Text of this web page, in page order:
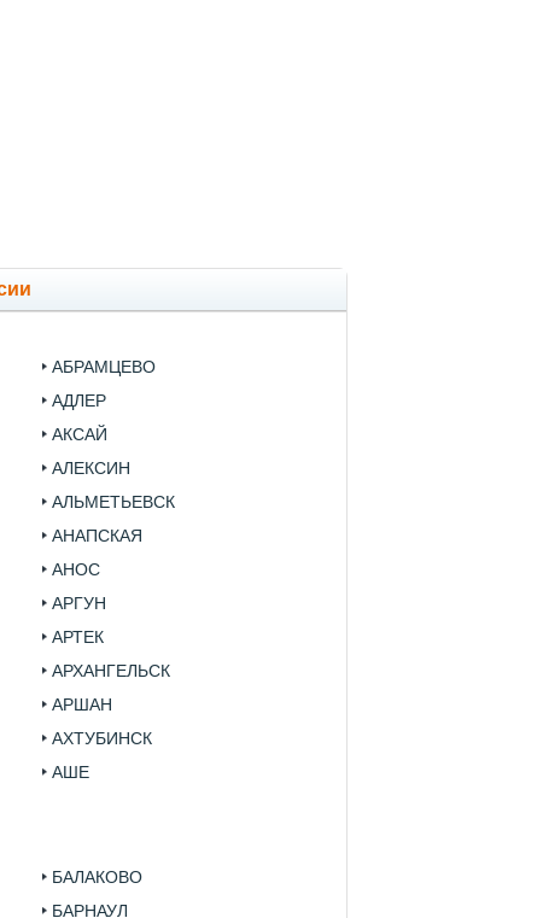
АБРАМЦЕВО
АДЛЕР
АКСАЙ
АЛЕКСИН
АЛЬМЕТЬЕВСК
АНАПСКАЯ
АНОС
АРГУН
АРТЕК
АРХАНГЕЛЬСК
АРШАН
АХТУБИНСК
АШЕ
БАЛАКОВО
БАРНАУЛ